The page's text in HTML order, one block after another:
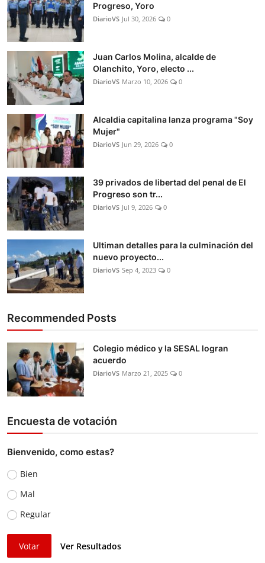
Progreso, Yoro
DiarioVS Jul 30, 2026 0
Juan Carlos Molina, alcalde de
Olanchito, Yoro, electo ...
DiarioVS Marzo 10, 2026 0
Alcaldia capitalina lanza programa "Soy
Mujer"
DiarioVS Jun 29, 2026 0
39 privados de libertad del penal de El
Progreso son tr...
DiarioVS Jul 9, 2026 0
Ultiman detalles para la culminación del
nuevo proyecto...
DiarioVS Sep 4, 2023 0
Recommended Posts
Colegio médico y la SESAL logran
acuerdo
DiarioVS Marzo 21, 2025 0
Encuesta de votación
Bienvenido, como estas?
Bien
Mal
Regular
Votar Ver Resultados